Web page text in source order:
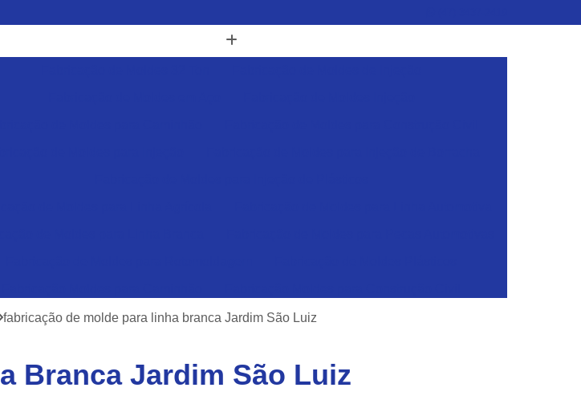
Industriais para Injeção de Plásticos
Ferramentas para Injeção de Plásticos
Injeção de Plásticos para Caixas
Injeção de Plásticos para Embalagem
fabricação de molde para linha branca Jardim São Luiz
Branca Jardim São Luiz